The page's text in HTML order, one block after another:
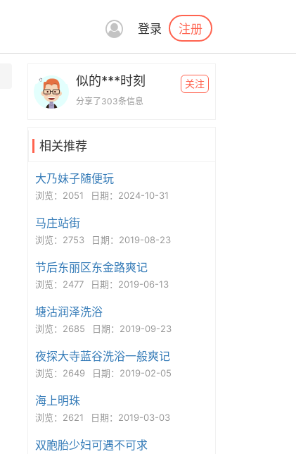
登录 注册
似的***时刻
分享了303条信息
关注
相关推荐
大乃妹子随便玩
浏览：2051 日期：2024-10-31
马庄站街
浏览：2753 日期：2019-08-23
节后东丽区东金路爽记
浏览：2477 日期：2019-06-13
塘沽润泽洗浴
浏览：2685 日期：2019-09-23
夜探大寺蓝谷洗浴一般爽记
浏览：2649 日期：2019-02-05
海上明珠
浏览：2621 日期：2019-03-03
双胞胎少妇可遇不可求